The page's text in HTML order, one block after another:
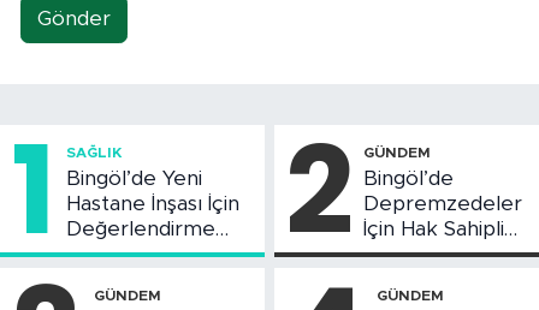
Gönder
1 SAĞLIK
Bingöl’de Yeni
Hastane İnşası İçin
Değerlendirme
Toplantısı Yapıldı
2 GÜNDEM
Bingöl’de
Depremzedeler
İçin Hak Sahipliği
Askı Süreci
GÜNDEM GÜNDEM